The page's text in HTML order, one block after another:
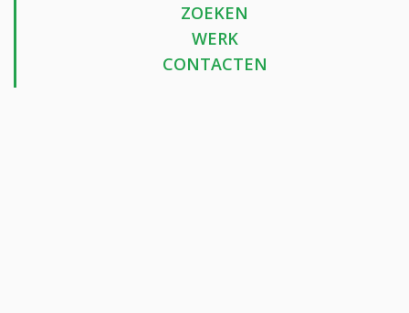
ZOEKEN
WERK
CONTACTEN